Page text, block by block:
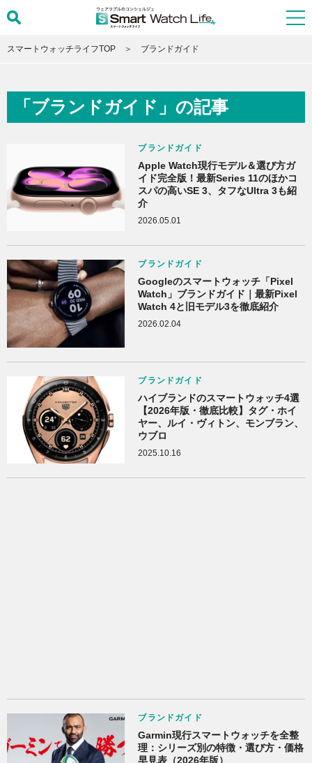
スマートウォッチライフTOP ブランドガイド
「ブランドガイド」の記事
ブランドガイド
Apple Watch現行モデル＆選び方ガ
イド完全版！最新Series 11のほかコ
スパの高いSE 3、タフなUltra 3も紹
介
2026.05.01
ブランドガイド
Googleのスマートウォッチ「Pixel
Watch」ブランドガイド｜最新Pixel
Watch 4と旧モデル3を徹底紹介
2026.02.04
ブランドガイド
ハイブランドのスマートウォッチ4選
【2026年版・徹底比較】タグ・ホイ
ヤー、ルイ・ヴィトン、モンブラン、
ウブロ
2025.10.16
ブランドガイド
Garmin現行スマートウォッチを全整
理：シリーズ別の特徴・選び方・価格
早見表（2026年版）